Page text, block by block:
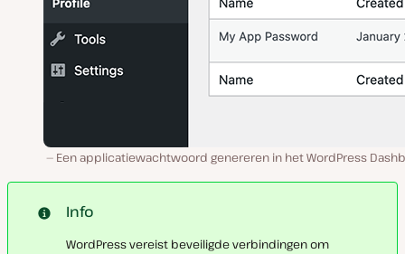
Een applicatiewachtwoord genereren in het WordPress
Info
WordPress vereist beveiligde verbindingen om